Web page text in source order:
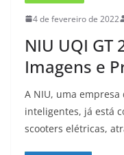
4 de fevereiro de 2022
NIU UQI GT
Imagens e
A NIU, uma
inteligentes, já está
scooters elétricas,